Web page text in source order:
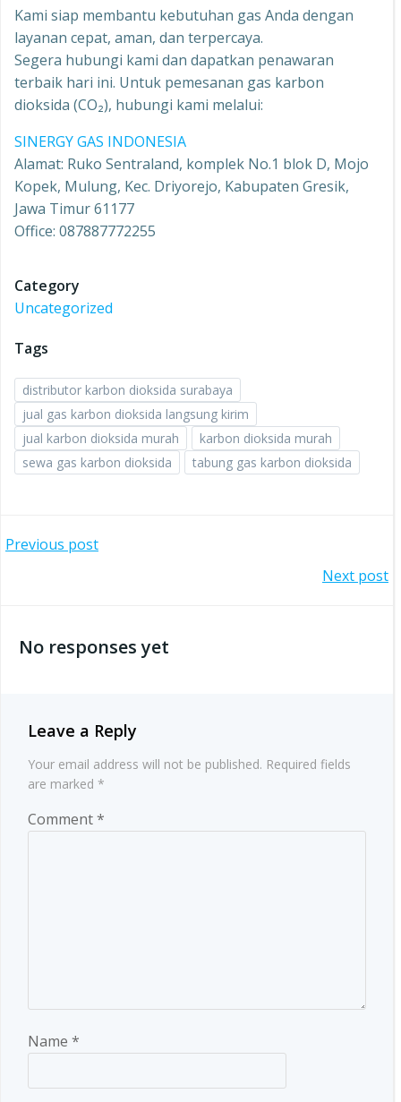
Kami siap membantu kebutuhan gas Anda dengan
layanan cepat, aman, dan terpercaya.
Segera hubungi kami dan dapatkan penawaran
terbaik hari ini. Untuk pemesanan gas karbon
dioksida (CO₂), hubungi kami melalui:
SINERGY GAS INDONESIA
Alamat: Ruko Sentraland, komplek No.1 blok D, Mojo
Kopek, Mulung, Kec. Driyorejo, Kabupaten Gresik,
Jawa Timur 61177
Office: 087887772255
Category
Uncategorized
Tags
distributor karbon dioksida surabaya
jual gas karbon dioksida langsung kirim
jual karbon dioksida murah
karbon dioksida murah
sewa gas karbon dioksida
tabung gas karbon dioksida
Post
Previous post
navigation
Next post
No responses yet
Leave a Reply
Your email address will not be published. Required fields
are marked *
Comment*
Name *